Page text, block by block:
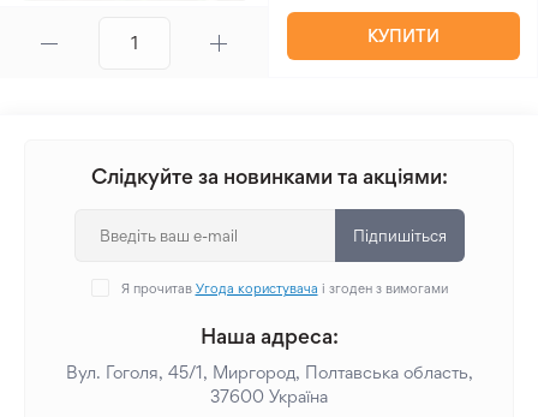
КУПИТИ
Слідкуйте за новинками та акціями:
Підпишіться
Я прочитав Угода користувача і згоден з вимогами
Наша адреса:
Вул. Гоголя, 45/1, Миргород, Полтавська область,
37600 Україна